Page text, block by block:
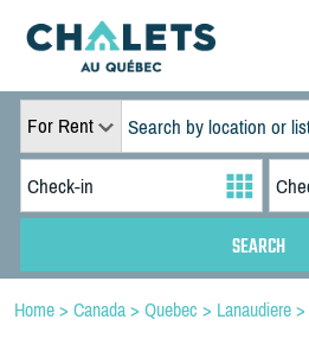
For Rent
Home > Canada > Quebec > Lanaudiere >